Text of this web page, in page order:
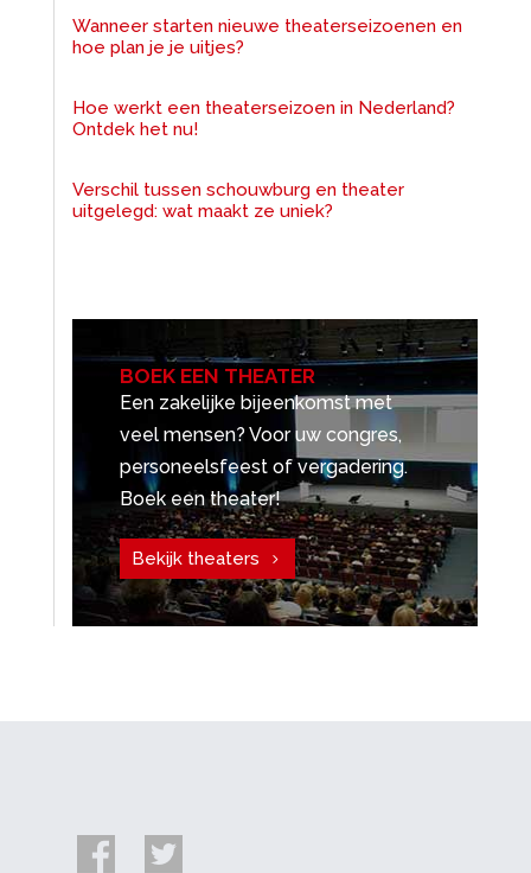
Wanneer starten nieuwe theaterseizoenen en
hoe plan je je uitjes?
Hoe werkt een theaterseizoen in Nederland?
Ontdek het nu!
Verschil tussen schouwburg en theater
uitgelegd: wat maakt ze uniek?
BOEK EEN THEATER
Een zakelijke bijeenkomst met
veel mensen? Voor uw congres,
personeelsfeest of vergadering.
Boek een theater!
Bekijk theaters